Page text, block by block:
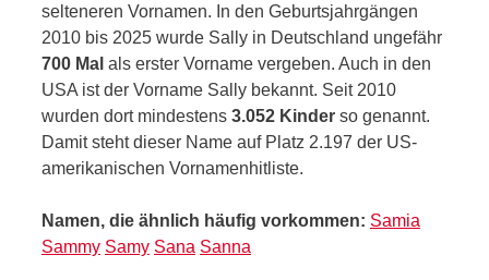
selteneren Vornamen. In den Geburtsjahrgängen
2010 bis 2025 wurde Sally in Deutschland ungefähr
700 Mal als erster Vorname vergeben. Auch in den
USA ist der Vorname Sally bekannt. Seit 2010
wurden dort mindestens 3.052 Kinder so genannt.
Damit steht dieser Name auf Platz 2.197 der US-
amerikanischen Vornamenhitliste.
Namen, die ähnlich häufig vorkommen: Samia
Sammy Samy Sana Sanna